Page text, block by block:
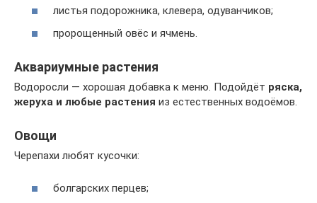
листья подорожника, клевера, одуванчиков;
пророщенный овёс и ячмень.
Аквариумные растения
Водоросли — хорошая добавка к меню. Подойдёт ряска,
жеруха и любые растения из естественных водоёмов.
Овощи
Черепахи любят кусочки:
болгарских перцев;